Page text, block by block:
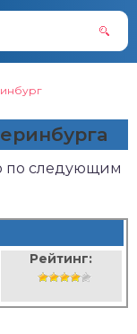
по следующим
Рейтинг: